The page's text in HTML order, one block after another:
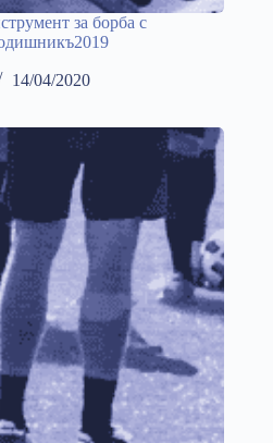
за борба с
14/04/2020